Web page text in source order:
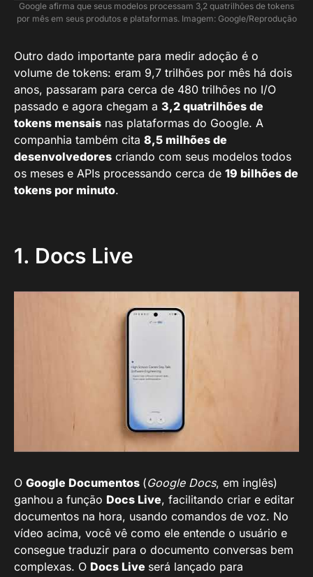
Google afirma que seus modelos processam 3,2 quatrilhões de tokens
por mês em seus produtos e plataformas. Imagem: Google/Reprodução
Outro dado importante para medir adoção é o
volume de tokens: eram 9,7 trilhões por mês há dois
anos, passaram para cerca de 480 trilhões no I/O
passado e agora chegam a 3,2 quatrilhões de
tokens mensais nas plataformas do Google. A
companhia também cita 8,5 milhões de
desenvolvedores criando com seus modelos todos
os meses e APIs processando cerca de 19 bilhões de
tokens por minuto.
1. Docs Live
O Google Documentos (Google Docs, em inglês)
ganhou a função Docs Live, facilitando criar e editar
documentos na hora, usando comandos de voz. No
vídeo acima, você vê como ele entende o usuário e
consegue traduzir para o documento conversas bem
complexas. O Docs Live será lançado para